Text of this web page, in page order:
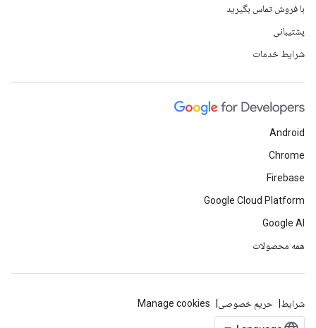
با فروش تماس بگیرید
پشتیبانی
شرایط خدمات
Android
Chrome
Firebase
Google Cloud Platform
Google AI
همه محصولات
شرایط حریم خصوصی Manage cookies